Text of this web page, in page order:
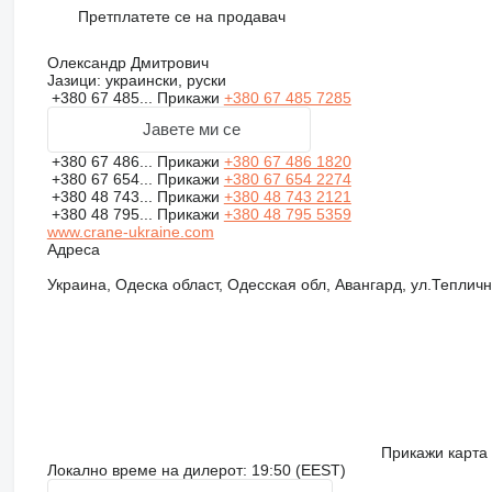
Претплатете се на продавач
Олександр Дмитрович
Јазици: украински, руски
+380 67 485... Прикажи +380 67 485 7285
Јавете ми се
+380 67 486... Прикажи +380 67 486 1820
+380 67 654... Прикажи +380 67 654 2274
+380 48 743... Прикажи +380 48 743 2121
+380 48 795... Прикажи +380 48 795 5359
www.crane-ukraine.com
Адреса
Украина, Одеска област, Одесская обл, Авангард,
Прикажи карта
Локално време на дилерот: 19:50 (EEST)